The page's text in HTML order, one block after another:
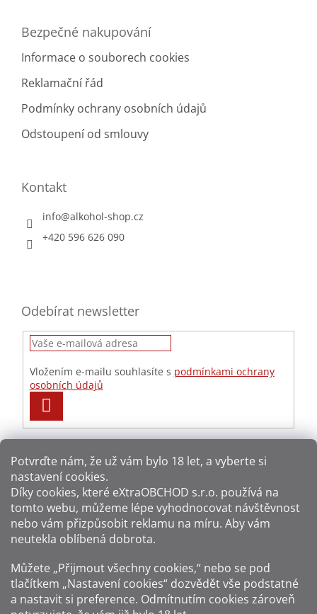
Potvrďte nám​​, že už vám bylo 18 let, a vyberte si
nastavení cookies.
Díky cookies, které eXtraOBCHOD s.r.o. používá na
tomto webu, můžeme lépe vyhodnocovat návštěvnost
nebo vám přizpůsobit reklamu na míru. Aby vám
neutekla oblíbená dobrota.
Můžete „Přijmout všechny cookies,“ nebo se pod
tlačítkem „Nastavení cookies“ dozvědět vše podstatné
a nastavit si preference. Odmítnutím cookies zároveň
Bezpečné nakupování
Informace o souborech cookies
Reklamační řád
Podmínky ochrany osobních údajů
Odstoupení od smlouvy
Kontakt
info@alkohol-shop.cz
+420 596 626 090
Odebírat newsletter
Vložením e-mailu souhlasíte s podmínkami ochrany
osobních údajů
SE
Způsoby dopravy: